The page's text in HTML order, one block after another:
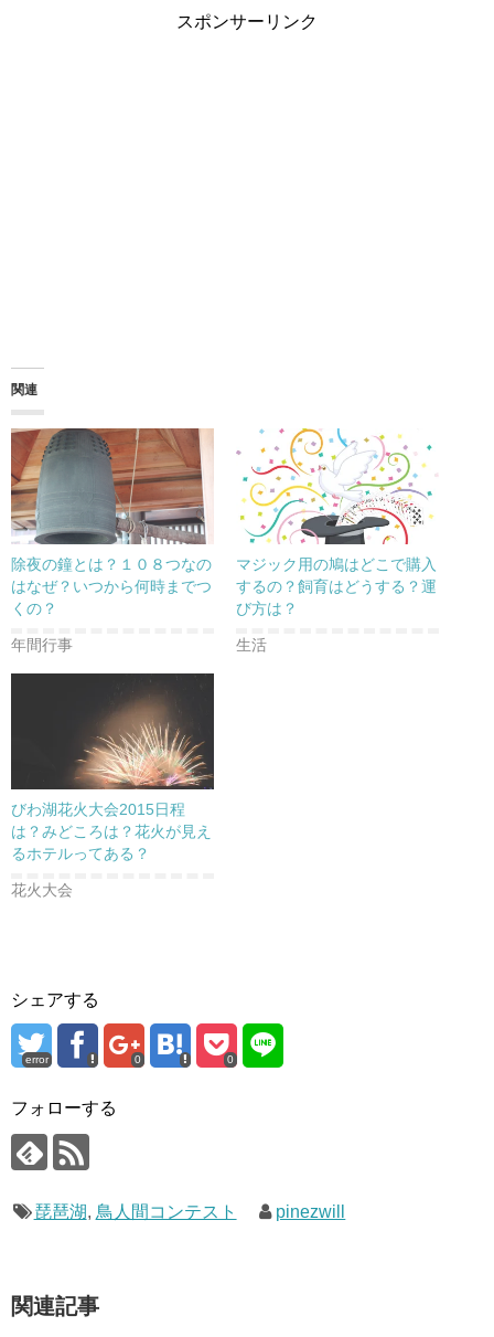
スポンサーリンク
関連
除夜の鐘とは？１０８つなの
はなぜ？いつから何時までつ
くの？
年間行事
マジック用の鳩はどこで購入
するの？飼育はどうする？運
び方は？
生活
びわ湖花火大会2015日程
は？みどころは？花火が見え
るホテルってある？
花火大会
シェアする
error 0 0
フォローする
琵琶湖, 鳥人間コンテスト pinezwill
関連記事